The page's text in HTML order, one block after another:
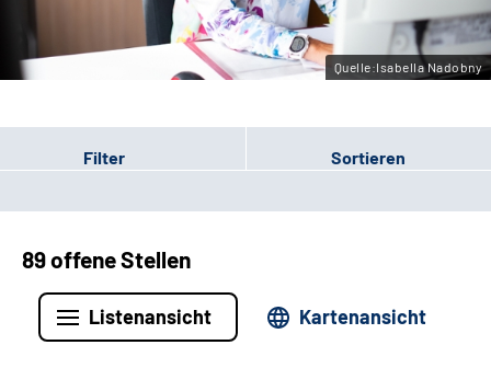
Leichte Sprache
Quelle:Isabella Nadobny
Filter Sortieren
89 offene Stellen
Listenansicht Kartenansicht